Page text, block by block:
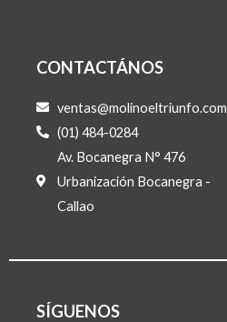
CONTACTÁNOS
ventas@molinoeltriunfo.com
(01) 484-0284
Av. Bocanegra N° 476
Urbanización Bocanegra -
Callao
SÍGUENOS